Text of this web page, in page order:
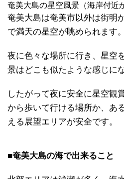
奄美大島の星空風景（海岸付近
奄美大島は奄美市以外は街明
で満天の星空が眺められます。
夜に色々な場所に行き、星空
景はどこも似たような感じに
したがって夜に安全に星空観
から歩いて行ける場所か、あ
える展望エリアが安全です。
■奄美大島の海で出来ること